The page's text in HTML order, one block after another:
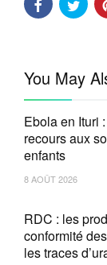
You May
Ebola en Ituri
recours aux
enfants
8 AOÛT 2026
RDC : les
conformité
les traces